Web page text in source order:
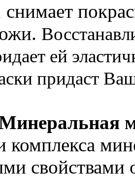
ей
придаст
комплекса
свойствами